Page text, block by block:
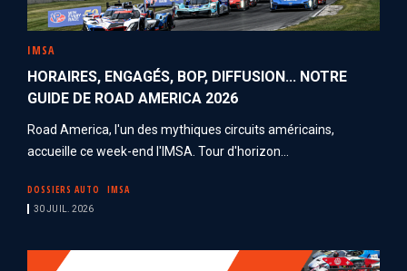
IMSA
HORAIRES, ENGAGÉS, BOP, DIFFUSION... NOTRE
GUIDE DE ROAD AMERICA 2026
Road America, l'un des mythiques circuits américains,
accueille ce week-end l'IMSA. Tour d'horizon...
DOSSIERS AUTO IMSA
30 JUIL. 2026